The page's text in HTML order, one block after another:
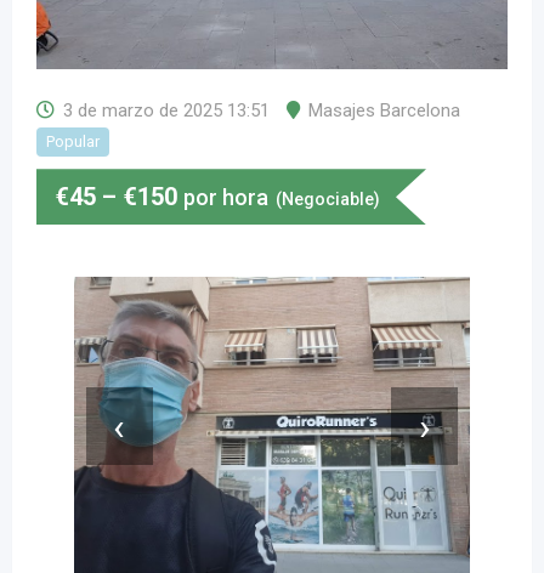
3 de marzo de 2025 13:51 Masajes Barcelona
Popular
€45 – €150 por hora (Negociable)
‹ ›